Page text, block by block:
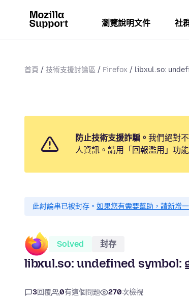
瀏覽說明文件 社
首頁 技術支援討論區 Firefox libxul.so:
防止技術支援詐騙。 我們絕對
人資訊。請用「回報濫用」功
此討論串已被封存。 如果您有需要幫助，請新增
Solved 封存
libxul.so: undefined symbol:
3回覆 0有這個問題 270次檢視